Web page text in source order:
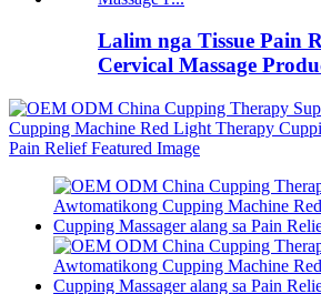
Lalim nga Tissue Pain
Cervical Massage